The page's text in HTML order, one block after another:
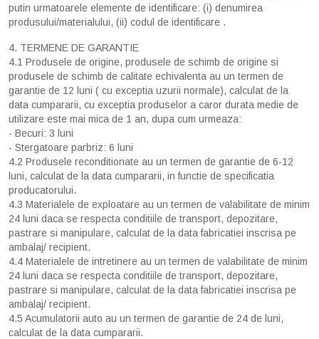
putin urmatoarele elemente de identificare: (i) denumirea
produsului/materialului, (ii) codul de identificare .
4. TERMENE DE GARANTIE
4.1 Produsele de origine, produsele de schimb de origine si
produsele de schimb de calitate echivalenta au un termen de
garantie de 12 luni ( cu exceptia uzurii normale), calculat de la
data cumpararii, cu exceptia produselor a caror durata medie de
utilizare este mai mica de 1 an, dupa cum urmeaza:
- Becuri: 3 luni
- Stergatoare parbriz: 6 luni
4.2 Produsele reconditionate au un termen de garantie de 6-12
luni, calculat de la data cumpararii, in functie de specificatia
producatorului.
4.3 Materialele de exploatare au un termen de valabilitate de minim
24 luni daca se respecta conditiile de transport, depozitare,
pastrare si manipulare, calculat de la data fabricatiei inscrisa pe
ambalaj/ recipient.
4.4 Materialele de intretinere au un termen de valabilitate de minim
24 luni daca se respecta conditiile de transport, depozitare,
pastrare si manipulare, calculat de la data fabricatiei inscrisa pe
ambalaj/ recipient.
4.5 Acumulatorii auto au un termen de garantie de 24 de luni,
calculat de la data cumpararii.